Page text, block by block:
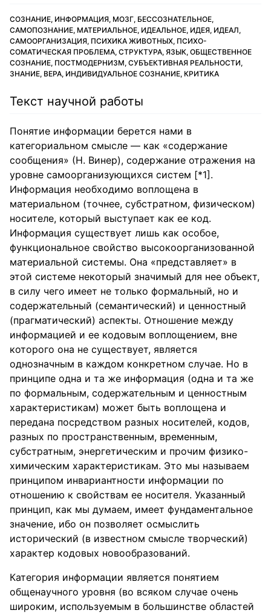
СОЗНАНИЕ, ИНФОРМАЦИЯ, МОЗГ, БЕССОЗНАТЕЛЬНОЕ,
САМОПОЗНАНИЕ, МАТЕРИАЛЬНОЕ, ИДЕАЛЬНОЕ, ИДЕЯ, ИДЕАЛ,
САМООРГАНИЗАЦИЯ, ПСИХИКА ЖИВОТНЫХ, ПСИХО-
СОМАТИЧЕСКАЯ ПРОБЛЕМА, СТРУКТУРА, ЯЗЫК, ОБЩЕСТВЕННОЕ
СОЗНАНИЕ, ПОСТМОДЕРНИЗМ, СУБЪЕКТИВНАЯ РЕАЛЬНОСТИ,
ЗНАНИЕ, ВЕРА, ИНДИВИДУАЛЬНОЕ СОЗНАНИЕ, КРИТИКА
Текст научной работы
Понятие информации берется нами в
категориальном смысле — как «содержание
сообщения» (Н. Винер), содержание отражения на
уровне самоорганизующихся систем [*1].
Информация необходимо воплощена в
материальном (точнее, субстратном, физическом)
носителе, который выступает как ее код.
Информация существует лишь как особое,
функциональное свойство высокоорганизованной
материальной системы. Она «представляет» в
этой системе некоторый значимый для нее объект,
в силу чего имеет не только формальный, но и
содержательный (семантический) и ценностный
(прагматический) аспекты. Отношение между
информацией и ее кодовым воплощением, вне
которого она не существует, является
однозначным в каждом конкретном случае. Но в
принципе одна и та же информация (одна и та же
по формальным, содержательным и ценностным
характеристикам) может быть воплощена и
передана посредством разных носителей, кодов,
разных по пространственным, временным,
субстратным, энергетическим и прочим физико-
химическим характеристикам. Это мы называем
принципом инвариантности информации по
отношению к свойствам ее носителя. Указанный
принцип, как мы думаем, имеет фундаментальное
значение, ибо он позволяет осмыслить
исторический (в известном смысле творческий)
характер кодовых новообразований.
Категория информации является понятием
общенаучного уровня (во всяком случае очень
широким, используемым в большинстве областей